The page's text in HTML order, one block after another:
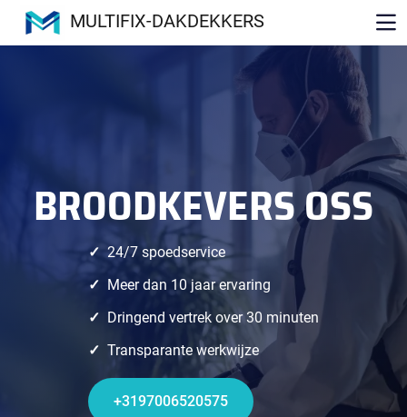
MULTIFIX-DAKDEKKERS
BROODKEVERS OSS
24/7 spoedservice
Meer dan 10 jaar ervaring
Dringend vertrek over 30 minuten
Transparante werkwijze
+3197006520575